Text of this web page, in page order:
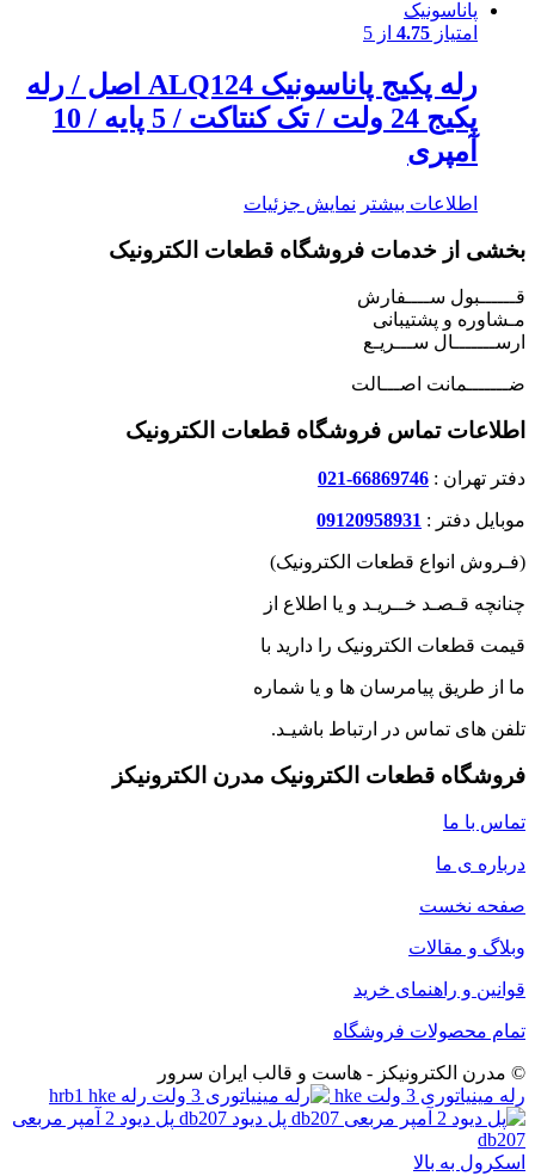
امتیاز 4.75 از 5
رله پکیج پاناسونیک ALQ124 اصل / رله
پکیج 24 ولت / تک کنتاکت / 5 پایه / 10
آمپری
اطلاعات بیشتر نمایش جزئیات
بخشی از خدمات فروشگاه قطعات الکترونیک
قــــــبول ســــفارش
مـشاوره و پشتیبانی
ارســـــــال ســـریـع
ضـــــــمانت اصـــالت
اطلاعات تماس فروشگاه قطعات الکترونیک
دفتر تهران : 66869746-021
موبایل دفتر : 09120958931
(فـروش انواع قطعات الکترونیک)
چنانچه قـصـد خــریـد و یا اطلاع از
قیمت قطعات الکترونیک را دارید با
ما از طریق پیامرسان ها و یا شماره
تلفن های تماس در ارتباط باشیـد.
فروشگاه قطعات الکترونیک مدرن الکترونیکز
تماس با ما
درباره ی ما
صفحه نخست
وبلاگ و مقالات
قوانین و راهنمای خرید
تمام محصولات فروشگاه
© مدرن الکترونیکز - هاست و قالب ایران سرور
رله مینیاتوری 3 ولت hke
پل دیود 2 آمپر مربعی
db207
اسکرول به بالا